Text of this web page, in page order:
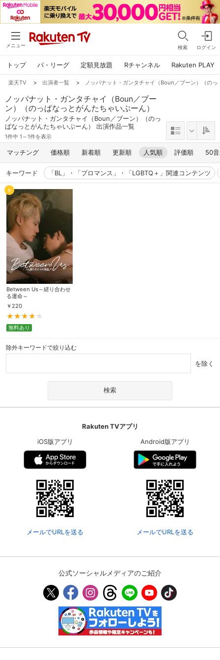
メニュー 検索 ログイン
トップ パ・リーグ 定額見放題 Rチャンネル Rakuten PLAY
楽天TV > 出演者一覧 > ノッパナット・ガンタチャイ（Boun／ブーン）（の
ノッパナット・ガンタチャイ（Boun／ブー
ン）（のっぱなっとがんたちゃいぶーん）
ノッパナット・ガンタチャイ（Boun／ブーン）（のっ
ぱなっとがんたちゃいぶーん） 出演作品一覧
1件中 1～1件を表示
マッチング 価格順 新着順 更新順 人気順 評価順 50
キーワード 「BL」・「ブロマンス」・「LGBTQ＋」関連コンテンツ
1
Between Us～縒り合わせ
る運命～
￥ 220
無料あり
除外キーワードで絞り込む
を除く
Rakuten TVアプリ
iOS版アプリ
メールでURLを送る
Android版アプリ
メールでURLを送る
公式ソーシャルメディアのご紹介